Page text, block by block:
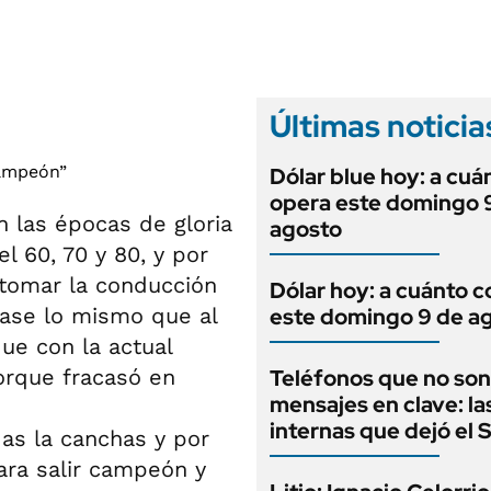
las épocas de gloria
60, 70 y 80, y por
la conducción
lo mismo que al
con la actual
fracasó en
la canchas y por
salir campeón y
Últimas
Dólar blue hoy: a
opera este domingo
agosto
Dólar hoy: a cuánto
este domingo 9 de
Teléfonos que no
mensajes en clave:
internas que dejó el